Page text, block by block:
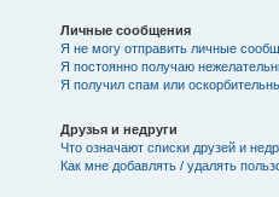
Личные сообщения
Я не могу отправить личные
Я постоянно получаю
Я получил спам или
Друзья и недруги
Что означают списки друзей и
Как мне добавлять / удалять